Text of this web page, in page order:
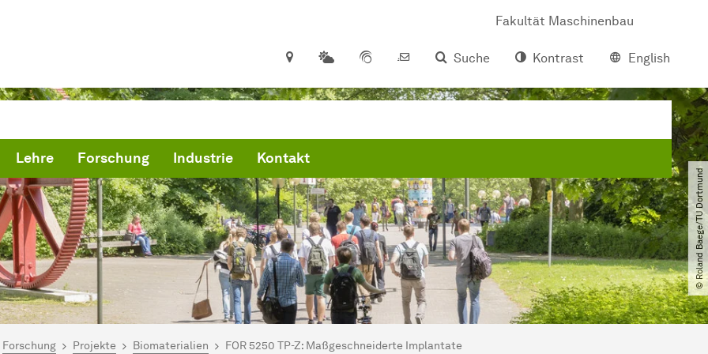
Fakultät Maschinenbau
Suche
Kontrast English
Lehre Forschung Industrie Kontakt
© Roland Baege​/​TU Dortmund
hier:
Forschung Projekte Biomaterialien FOR 5250 TP-Z: Maßgeschneiderte Implantate